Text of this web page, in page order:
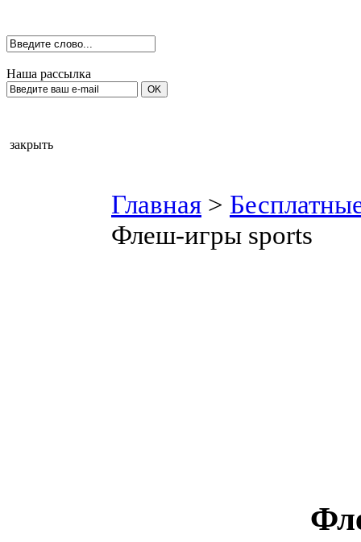
Наша рассылка
закрыть
Главная >
Флеш-игры sports